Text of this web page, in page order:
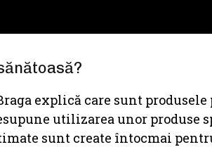
explică care sunt
utilizarea unor produse
sunt create întocmai